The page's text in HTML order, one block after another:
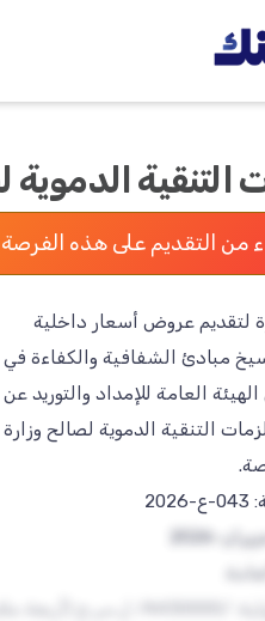
التنقية
من التقديم على هذه
📢 إعلان دعوة لتقديم عروض أسعار داخلية
مبادئ الشفافية والكفاءة في
التنقية الدموية لصالح
الشروط الخاصة.
التأمينات الأولية: /